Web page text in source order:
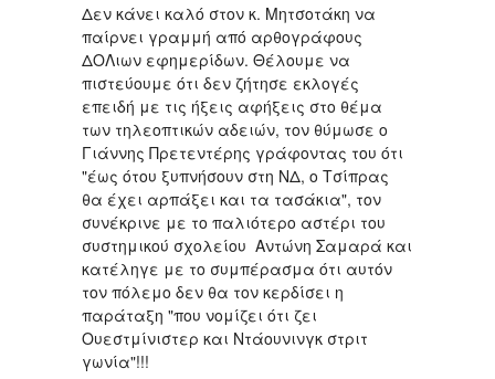
Δεν κάνει καλό στον κ. Μητσοτάκη να
παίρνει γραμμή από αρθογράφους
ΔΟΛιων εφημερίδων. Θέλουμε να
πιστεύουμε ότι δεν ζήτησε εκλογές
επειδή με τις ήξεις αφήξεις στο θέμα
των τηλεοπτικών αδειών, τον θύμωσε ο
Γιάννης Πρετεντέρης γράφοντας του ότι
"έως ότου ξυπνήσουν στη ΝΔ, ο Τσίπρας
θα έχει αρπάξει και τα τασάκια", τον
συνέκρινε με το παλιότερο αστέρι του
συστημικού σχολείου Αντώνη Σαμαρά και
κατέληγε με το συμπέρασμα ότι αυτόν
τον πόλεμο δεν θα τον κερδίσει η
παράταξη "που νομίζει ότι ζει
Ουεστμίνιστερ και Ντάουνινγκ στριτ
γωνία"!!!